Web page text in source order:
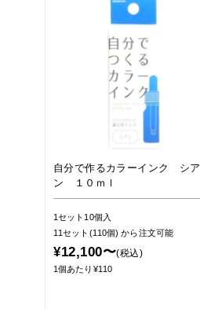
自分で作るカラーインク シア
ン １０ｍｌ
1セット10個入
11セット(110個)から注文可能
¥12,100〜(税込)
1個あたり¥110